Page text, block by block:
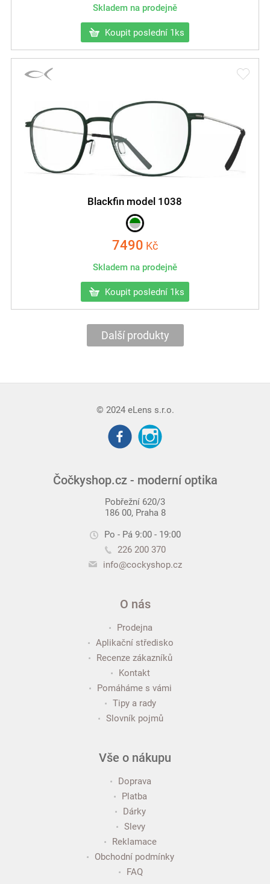
Skladem na prodejně
Koupit poslední 1ks
Blackfin model 1038
7490 Kč
Skladem na prodejně
Koupit poslední 1ks
Další produkty
© 2024 eLens s.r.o.
Čočkyshop.cz - moderní optika
Pobřežní 620/3
186 00, Praha 8
Po - Pá 9:00 - 19:00
226 200 370
info@cockyshop.cz
O nás
Prodejna
Aplikační středisko
Recenze zákazníků
Kontakt
Pomáháme s vámi
Tipy a rady
Slovník pojmů
Vše o nákupu
Doprava
Platba
Dárky
Slevy
Reklamace
Obchodní podmínky
FAQ